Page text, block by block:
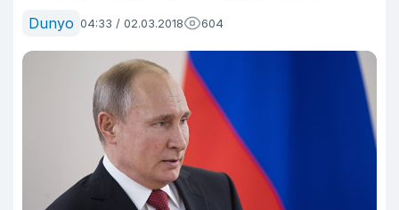
Dunyo 04:33 / 02.03.2018 604